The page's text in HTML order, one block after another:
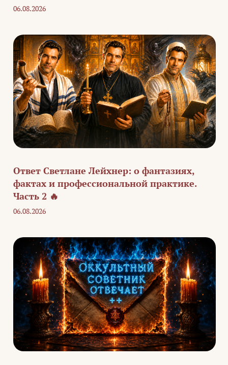
06.08.2026
Ответ Светлане Лейхнер: о фантазиях,
фактах и профессиональной практике.
Часть 2 🔥
06.08.2026